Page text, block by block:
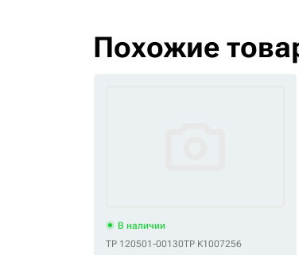
Похожие
В наличии
TP 120501-00130TP K1007256